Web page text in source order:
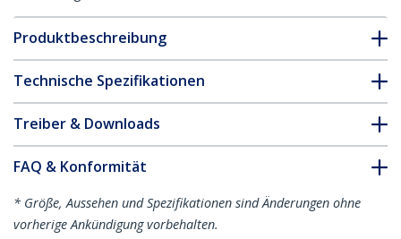
Produktbeschreibung
Technische Spezifikationen
Treiber & Downloads
FAQ & Konformität
* Größe, Aussehen und Spezifikationen sind Änderungen ohne
vorherige Ankündigung vorbehalten.